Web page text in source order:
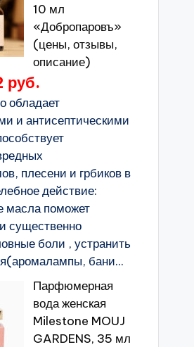
10 мл
«Добропаровъ»
(цены, отзывы,
описание)
руб.
обладает
и антисептическими
плесени и грбиков в
действие:
масла поможет
существенно
боли , устранить
бани...
Парфюмерная
вода женская
Milestone MOUJ
GARDENS, 35 мл